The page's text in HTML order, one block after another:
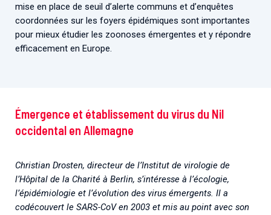
mise en place de seuil d’alerte communs et d’enquêtes
coordonnées sur les foyers épidémiques sont importantes
pour mieux étudier les zoonoses émergentes et y répondre
efficacement en Europe.
Émergence et établissement du virus du Nil
occidental en Allemagne
Christian Drosten, directeur de l’Institut de virologie de
l’Hôpital de la Charité à Berlin, s’intéresse à l’écologie,
l’épidémiologie et l’évolution des virus émergents. Il a
codécouvert le SARS-CoV en 2003 et mis au point avec son